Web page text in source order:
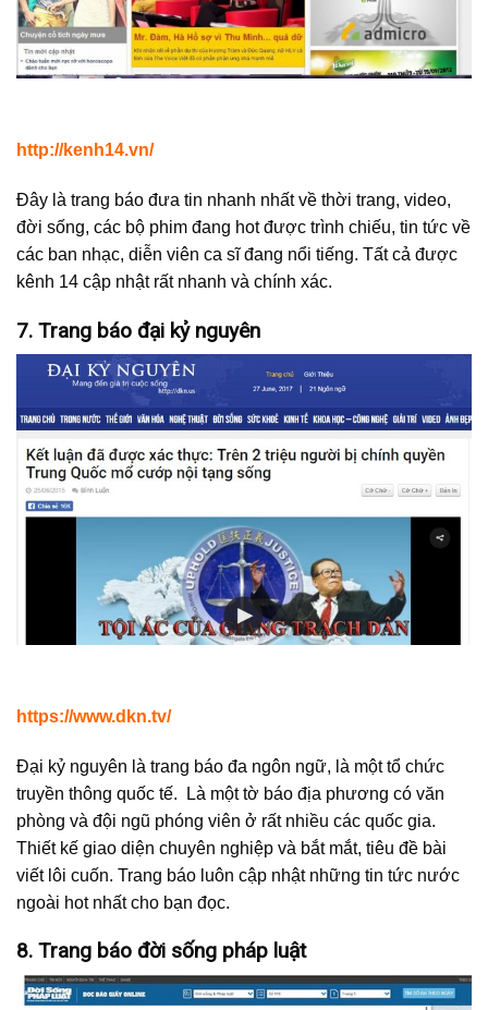
http://kenh14.vn/
Đây là trang báo đưa tin nhanh nhất về thời trang, video,
đời sống, các bộ phim đang hot được trình chiếu, tin tức về
các ban nhạc, diễn viên ca sĩ đang nổi tiếng. Tất cả được
kênh 14 cập nhật rất nhanh và chính xác.
7. Trang báo đại kỷ nguyên
https://www.dkn.tv/
Đại kỷ nguyên là trang báo đa ngôn ngữ, là một tổ chức
truyền thông quốc tế. Là một tờ báo địa phương có văn
phòng và đội ngũ phóng viên ở rất nhiều các quốc gia.
Thiết kế giao diện chuyên nghiệp và bắt mắt, tiêu đề bài
viết lôi cuốn. Trang báo luôn cập nhật những tin tức nước
ngoài hot nhất cho bạn đọc.
8. Trang báo đời sống pháp luật